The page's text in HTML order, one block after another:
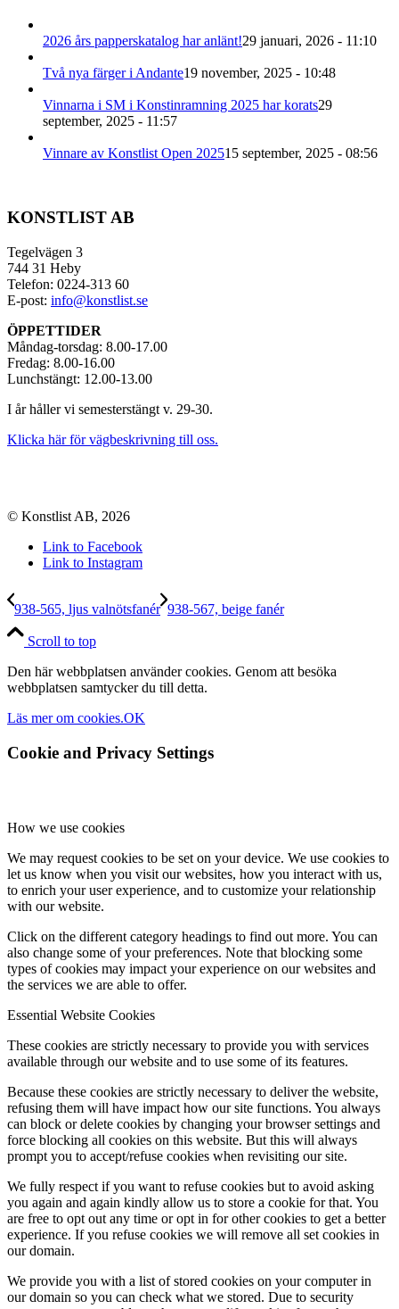
2026 års papperskatalog har anlänt!29 januari, 2026 - 11:10
Två nya färger i Andante19 november, 2025 - 10:48
Vinnarna i SM i Konstinramning 2025 har korats29
september, 2025 - 11:57
Vinnare av Konstlist Open 202515 september, 2025 - 08:56
KONSTLIST AB
Tegelvägen 3
744 31 Heby
Telefon: 0224-313 60
E-post: info@konstlist.se
ÖPPETTIDER
Måndag-torsdag: 8.00-17.00
Fredag: 8.00-16.00
Lunchstängt: 12.00-13.00
I år håller vi semesterstängt v. 29-30.
Klicka här för vägbeskrivning till oss.
© Konstlist AB, 2026
Link to Facebook
Link to Instagram
938-565, ljus valnötsfanér 938-567, beige fanér
Scroll to top
Den här webbplatsen använder cookies. Genom att besöka
webbplatsen samtycker du till detta.
Läs mer om cookies.OK
Cookie and Privacy Settings
How we use cookies
We may request cookies to be set on your device. We use cookies to
let us know when you visit our websites, how you interact with us,
to enrich your user experience, and to customize your relationship
with our website.
Click on the different category headings to find out more. You can
also change some of your preferences. Note that blocking some
types of cookies may impact your experience on our websites and
the services we are able to offer.
Essential Website Cookies
These cookies are strictly necessary to provide you with services
available through our website and to use some of its features.
Because these cookies are strictly necessary to deliver the website,
refusing them will have impact how our site functions. You always
can block or delete cookies by changing your browser settings and
force blocking all cookies on this website. But this will always
prompt you to accept/refuse cookies when revisiting our site.
We fully respect if you want to refuse cookies but to avoid asking
you again and again kindly allow us to store a cookie for that. You
are free to opt out any time or opt in for other cookies to get a better
experience. If you refuse cookies we will remove all set cookies in
our domain.
We provide you with a list of stored cookies on your computer in
our domain so you can check what we stored. Due to security